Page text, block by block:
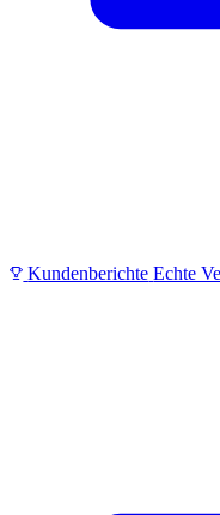
Kundenberichte Echte